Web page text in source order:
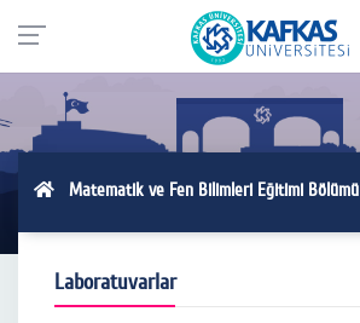
Matematik ve Fen Bilimleri Eğitimi Bölümü
Laboratuvarlar